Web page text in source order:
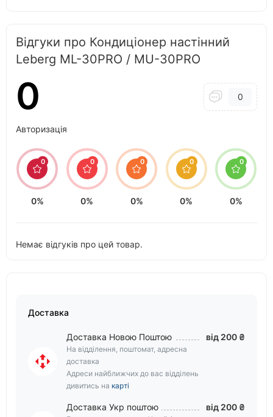
Відгуки про Кондиціонер настінний
Leberg ML-30PRO / MU-30PRO
0 0
Авторизація
0
0%
0
0%
0
0%
0
0%
0
0%
Немає відгуків про цей товар.
Доставка
Доставка Новою Поштою
На відділення, поштомат, адресна
доставка
Адреси найближчих до вас відділень
дивитись на карті
від 200 ₴
Доставка Укр поштою від 200 ₴